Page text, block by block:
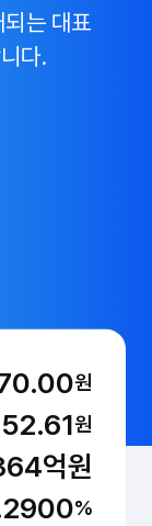
는 대표
다.
원
원
억원
%